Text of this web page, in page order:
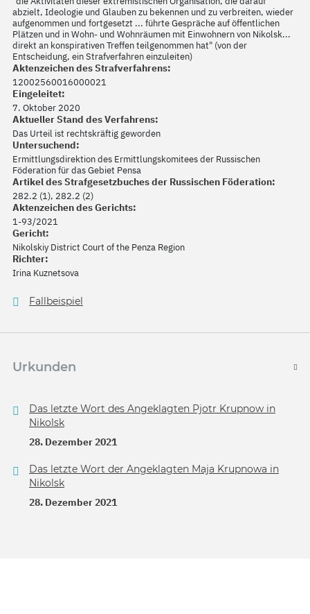
abzielt, Ideologie und Glauben zu bekennen und zu verbreiten, wieder
aufgenommen und fortgesetzt ... führte Gespräche auf öffentlichen
Plätzen und in Wohn- und Wohnräumen mit Einwohnern von Nikolsk...
direkt an konspirativen Treffen teilgenommen hat" (von der
Entscheidung, ein Strafverfahren einzuleiten)
Aktenzeichen des Strafverfahrens:
12002560016000021
Eingeleitet:
7. Oktober 2020
Aktueller Stand des Verfahrens:
Das Urteil ist rechtskräftig geworden
Untersuchend:
Ermittlungsdirektion des Ermittlungskomitees der Russischen
Föderation für das Gebiet Pensa
Artikel des Strafgesetzbuches der Russischen Föderation:
282.2 (1), 282.2 (2)
Aktenzeichen des Gerichts:
1-93/2021
Gericht:
Nikolskiy District Court of the Penza Region
Richter:
Irina Kuznetsova
Fallbeispiel
Urkunden
Das letzte Wort des Angeklagten Pjotr Krupnow in
Nikolsk
28. Dezember 2021
Das letzte Wort der Angeklagten Maja Krupnowa in
Nikolsk
28. Dezember 2021